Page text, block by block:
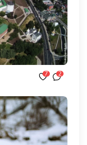
7 2